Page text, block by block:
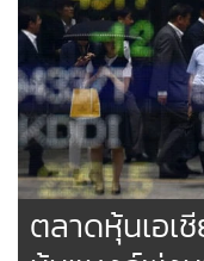
ตลาดหุ้นเอเ